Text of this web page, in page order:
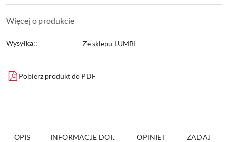
Więcej o produkcie
Wysyłka:: Ze sklepu LUMBI
Pobierz produkt do PDF
OPIS
INFORMACJE DOT.
OPINIE I
ZADAJ